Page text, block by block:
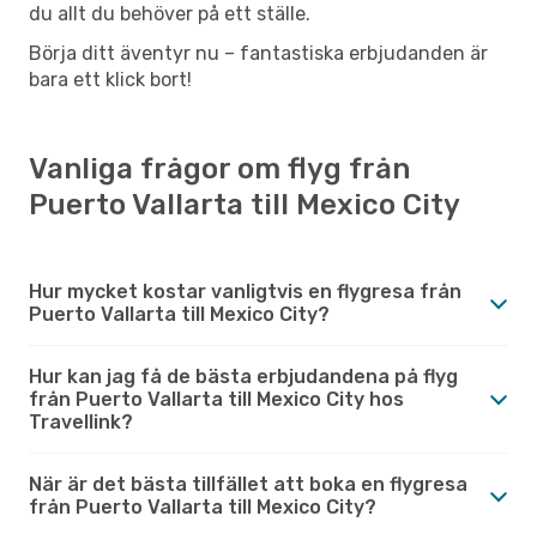
du allt du behöver på ett ställe.
Börja ditt äventyr nu – fantastiska erbjudanden är
bara ett klick bort!
Vanliga frågor om flyg från
Puerto Vallarta till Mexico City
Hur mycket kostar vanligtvis en flygresa från
Puerto Vallarta till Mexico City?
Hur kan jag få de bästa erbjudandena på flyg
från Puerto Vallarta till Mexico City hos
Travellink?
När är det bästa tillfället att boka en flygresa
från Puerto Vallarta till Mexico City?